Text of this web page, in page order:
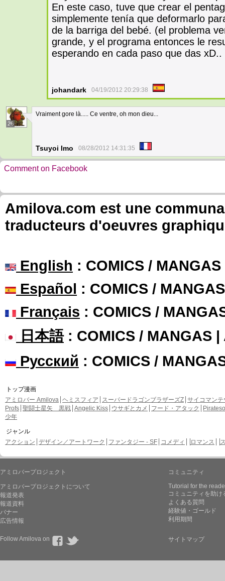
En este caso, tuve que crear el
simplemente tenía que deformarlo
de la barriga del bebé. (el problema
grande, y el programa entonces le
esperando en cada paso que das
johandark 04/19/2012 20:29:38
26
Vraiment gore là..... Ce ventre, oh mon dieu...
Tsuyoi Imo 08/28/2012 14:31:35
Comment on Facebook
Amilova.com est une
traducteurs d'oeuvres
English : COMICS /
Español : COMICS /
Français : COMICS /
日本語: COMICS / MANGAS |
Русский : COMICS /
トップ漫画
アミロバー Amilova ヘミスフィア スーパードラゴンブラザーズZ サイコマンテ
Profs 聖闘士星矢 黒戦 Angelic Kiss ウサギとカメ フード・アタック
少年
ジャンル
アクション デザイン／アートワーク ファンタジー - SF コメディ ロマンス
アミロバープロジェクト
アミロバープロジェクトについて
報道発表
報道資料
バナー
広告情報
コミュニティ
Tutorial for the
コミュニティを助け
よくある質問
経験値・ゴールド
利用期間
Follow Amilova on サイトマップ